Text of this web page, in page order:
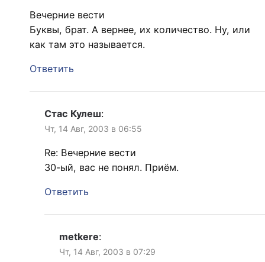
Вечерние вести
Буквы, брат. А вернее, их количество. Ну, или
как там это называется.
Ответить
Стас Кулеш:
Чт, 14 Авг, 2003 в 06:55
Re: Вечерние вести
30-ый, вас не понял. Приём.
Ответить
metkere:
Чт, 14 Авг, 2003 в 07:29